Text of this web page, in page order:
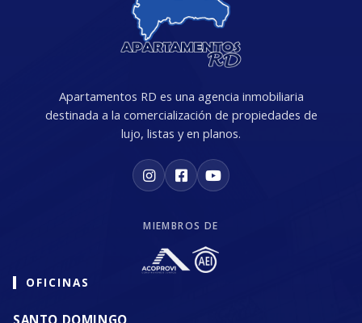
Apartamentos RD es una agencia inmobiliaria
destinada a la comercialización de propiedades de
lujo, listas y en planos.
MIEMBROS DE
OFICINAS
SANTO DOMINGO